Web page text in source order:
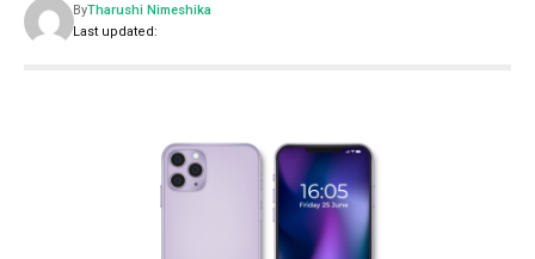
Last updated:
ByTharushi Nimeshika